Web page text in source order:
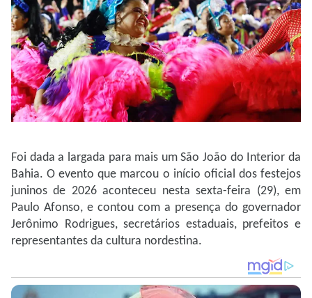
Foi dada a largada para mais um São João do Interior da
Bahia. O evento que marcou o início oficial dos festejos
juninos de 2026 aconteceu nesta sexta-feira (29), em
Paulo Afonso, e contou com a presença do governador
Jerônimo Rodrigues, secretários estaduais, prefeitos e
representantes da cultura nordestina.